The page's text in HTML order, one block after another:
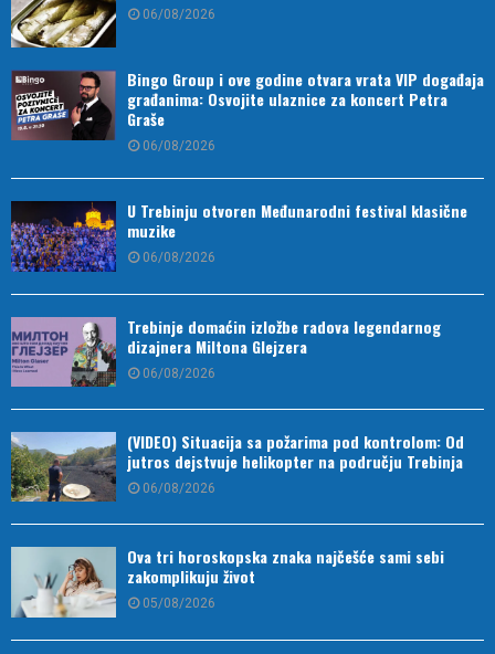
06/08/2026
Bingo Group i ove godine otvara vrata VIP događaja
građanima: Osvojite ulaznice za koncert Petra
Graše
06/08/2026
U Trebinju otvoren Međunarodni festival klasične
muzike
06/08/2026
Trebinje domaćin izložbe radova legendarnog
dizajnera Miltona Glejzera
06/08/2026
(VIDEO) Situacija sa požarima pod kontrolom: Od
jutros dejstvuje helikopter na području Trebinja
06/08/2026
Ova tri horoskopska znaka najčešće sami sebi
zakomplikuju život
05/08/2026